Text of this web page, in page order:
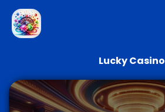
Lucky Casino